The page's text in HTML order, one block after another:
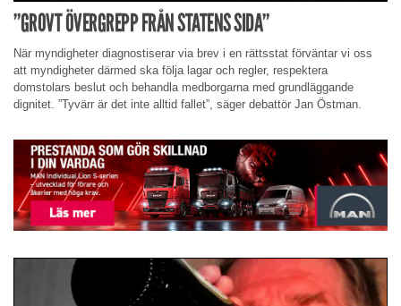
”GROVT ÖVERGREPP FRÅN STATENS SIDA”
När myndigheter diagnostiserar via brev i en rättsstat förväntar vi oss
att myndigheter därmed ska följa lagar och regler, respektera
domstolars beslut och behandla medborgarna med grundläggande
dignitet. ”Tyvärr är det inte alltid fallet”, säger debattör Jan Östman.